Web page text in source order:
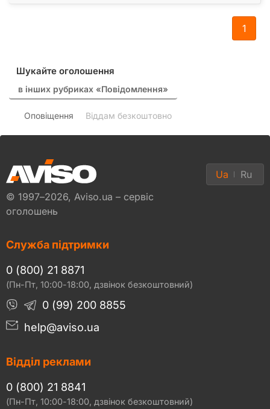
1
Шукайте оголошення
в інших рубриках «Повідомлення»
Оповіщення Віддам безкоштовно
© 1997–2026, Aviso.ua – сервіс
оголошень
Ua Ru
Служба підтримки
0 (800) 21 8871
(Пн-Пт, 10:00-18:00, дзвінок безкоштовний)
0 (99) 200 8855
help@aviso.ua
Відділ реклами
0 (800) 21 8841
(Пн-Пт, 10:00-18:00, дзвінок безкоштовний)